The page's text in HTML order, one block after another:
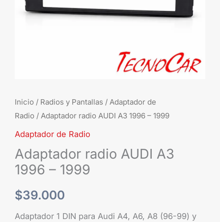
Inicio / Radios y Pantallas / Adaptador de
Radio / Adaptador radio AUDI A3 1996 – 1999
Adaptador de Radio
Adaptador radio AUDI A3
1996 – 1999
$39.000
Adaptador 1 DIN para Audi A4, A6, A8 (96-99) y